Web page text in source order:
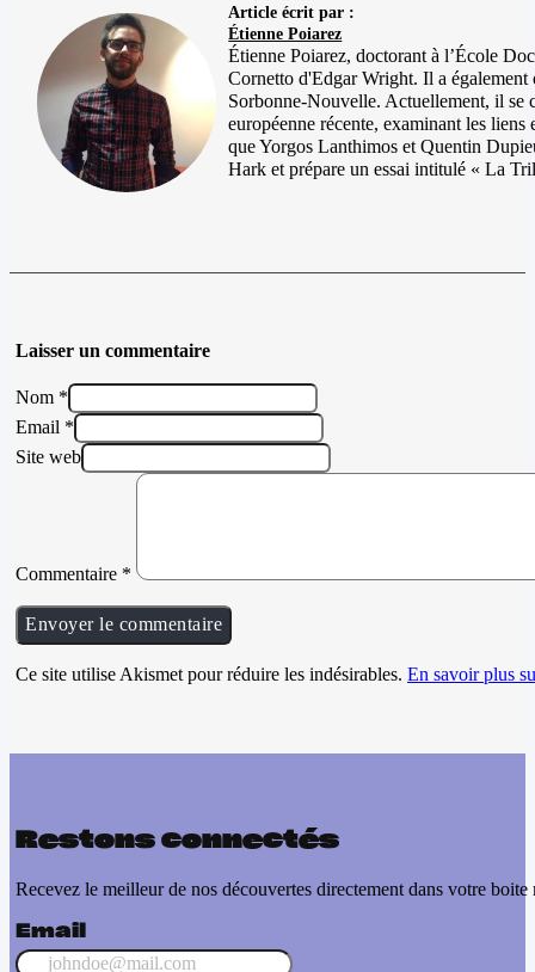
Article écrit par :
Étienne Poiarez
Étienne Poiarez, doctorant à l’École
Cornetto d'Edgar Wright. Il a
Sorbonne-Nouvelle. Actuellement, il se
européenne récente, examinant les liens
que Yorgos Lanthimos et Quentin
Hark et prépare un essai intitulé « La
Laisser un commentaire
Nom *
Email *
Site web
Commentaire *
Ce site utilise Akismet pour réduire les indésirables. En savoir plus
Restons connectés
Recevez le meilleur de nos découvertes directement dans votre boite
Email